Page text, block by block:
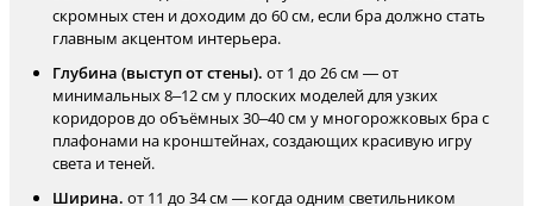
скромных стен и доходим до 60 см, если бра должно стать
главным акцентом интерьера.
Глубина (выступ от стены). от 1 до 26 см — от
минимальных 8–12 см у плоских моделей для узких
коридоров до объёмных 30–40 см у многорожковых бра с
плафонами на кронштейнах, создающих красивую игру
света и теней.
Ширина. от 11 до 34 см — когда одним светильником